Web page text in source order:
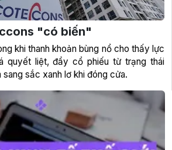
"có biến"
khi thanh khoản bùng nổ cho thấy lực
quyết liệt, đẩy cổ phiếu từ trạng thái
sang sắc xanh lơ khi đóng cửa.